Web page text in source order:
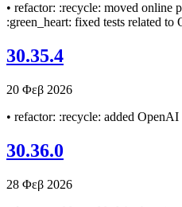
• refactor: :recycle: moved online
:green_heart: fixed tests related to
30.35.4
20 Φεβ 2026
• refactor: :recycle: added OpenAI
30.36.0
28 Φεβ 2026